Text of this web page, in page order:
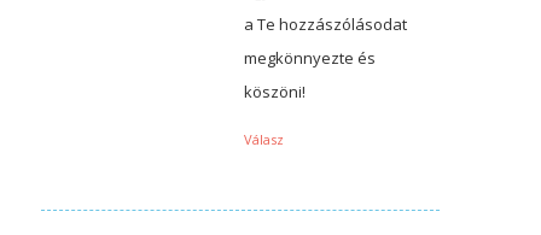
a Te hozzászólásodat
megkönnyezte és
köszöni!
Válasz